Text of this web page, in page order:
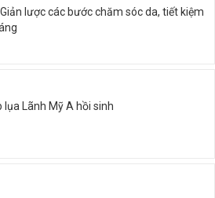
lược các bước chăm sóc da, tiết kiệm
lụa Lãnh Mỹ A hồi sinh